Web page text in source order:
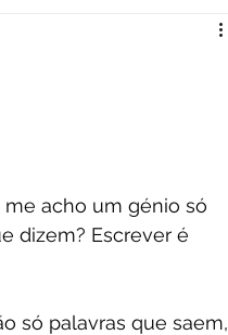
me acho um génio só
dizem? Escrever é
só palavras que saem,